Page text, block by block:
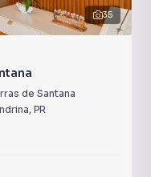
35
de Santana
, PR